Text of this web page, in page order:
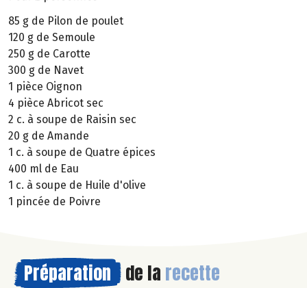
85 g de Pilon de poulet
120 g de Semoule
250 g de Carotte
300 g de Navet
1 pièce Oignon
4 pièce Abricot sec
2 c. à soupe de Raisin sec
20 g de Amande
1 c. à soupe de Quatre épices
400 ml de Eau
1 c. à soupe de Huile d'olive
1 pincée de Poivre
Préparation de la recette